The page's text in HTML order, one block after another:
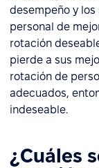
desempeño y
personal de
rotación
pierde a sus
rotación de
adecuados,
indeseable.
¿Cuáles